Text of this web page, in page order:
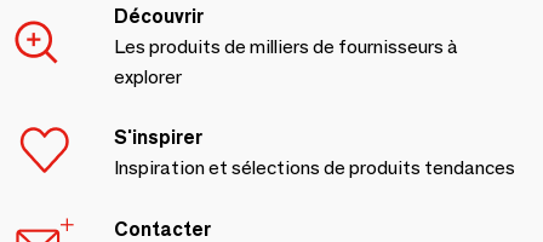
Découvrir
Les produits de milliers de fournisseurs à
explorer
S'inspirer
Inspiration et sélections de produits tendances
Contacter